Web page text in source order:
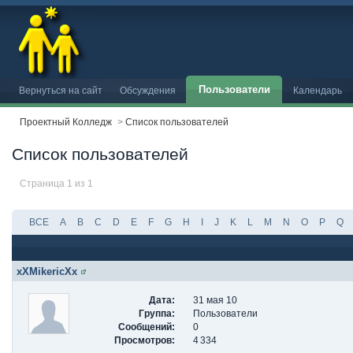
Вернуться на сайт Обсуждения Пользователи Календарь
Проектный Колледж > Список пользователей
Список пользователей
Страница 1 из 1
ВСЕ A B C D E F G H I J K L M N O P Q
xXMikericXx
Дата:
31 мая 10
Группа:
Пользователи
Сообщений:
0
Просмотров:
4 334